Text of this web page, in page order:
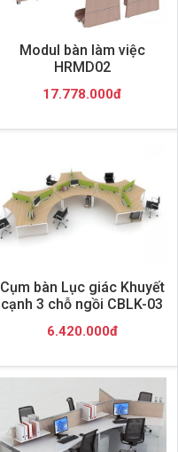
Modul bàn làm việc
HRMD02
17.778.000đ
Cụm bàn Lục giác Khuyết
cạnh 3 chỗ ngồi CBLK-03
6.420.000đ